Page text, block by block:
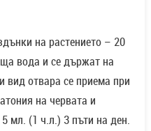
на растението – 20
вода и се държат на
вид отвара се приема при
на червата и
мл. (1 ч.л.) 3 пъти на ден.